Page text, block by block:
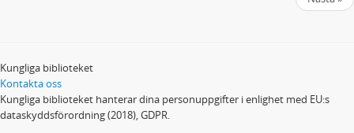
Kungliga biblioteket
Kontakta oss
Kungliga biblioteket hanterar dina personuppgifter i enlighet med EU:s
dataskyddsförordning (2018), GDPR.